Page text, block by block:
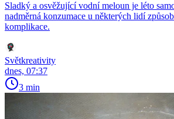
Sladký a osvěžující vodní meloun je léto
nadměrná konzumace u některých lidí
komplikace.
Světkreativity
dnes, 07:37
3 min